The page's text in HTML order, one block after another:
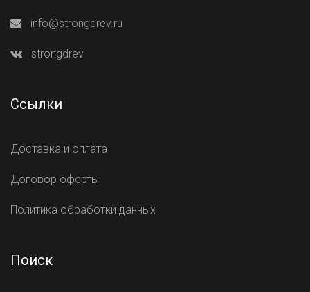
info@strongdrev.ru
strongdrev
Ссылки
Доставка и оплата
Договор оферты
Политика обработки данных
Поиск